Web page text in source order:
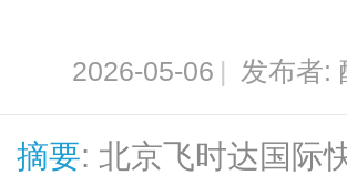
2026-05-06 | 发布者:
摘要: 北京飞时达国际